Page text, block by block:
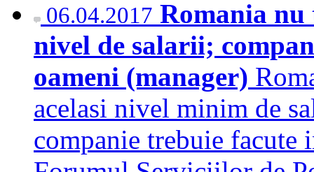
06.04.2017 Romania nu
nivel de salarii;
oameni (manager)
acelasi nivel minim de
companie trebuie facute